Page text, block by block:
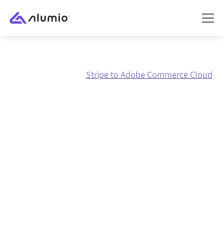
Stripe to Adobe Commerce Cloud